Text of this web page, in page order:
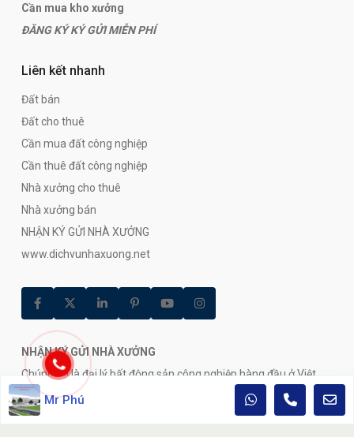
Cần mua kho xưởng
ĐĂNG KÝ KÝ GỬI MIỄN PHÍ
Liên kết nhanh
Đất bán
Đất cho thuê
Cần mua đất công nghiệp
Cần thuê đất công nghiệp
Nhà xưởng cho thuê
Nhà xưởng bán
NHẬN KÝ GỬI NHÀ XƯỞNG
www.dichvunhaxuong.net
NHẬN KÝ GỬI NHÀ XƯỞNG
Chúng tôi là đại lý bất động sản công nghiệp hàng đầu ở Việt
Nam.Các đại lý của chúng tôi sẳn sàng trả lời bất kỳ câu hỏi nào
24/7.
Mr Phú